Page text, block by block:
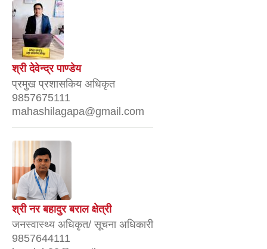
श्री देवेन्द्र पाण्डेय
प्रमुख प्रशासकिय अधिकृत
9857675111
mahashilagapa@gmail.com
श्री नर बहादुर बराल क्षेत्री
जनस्वास्थ्य अधिकृत/ सूचना अधिकारी
9857644111